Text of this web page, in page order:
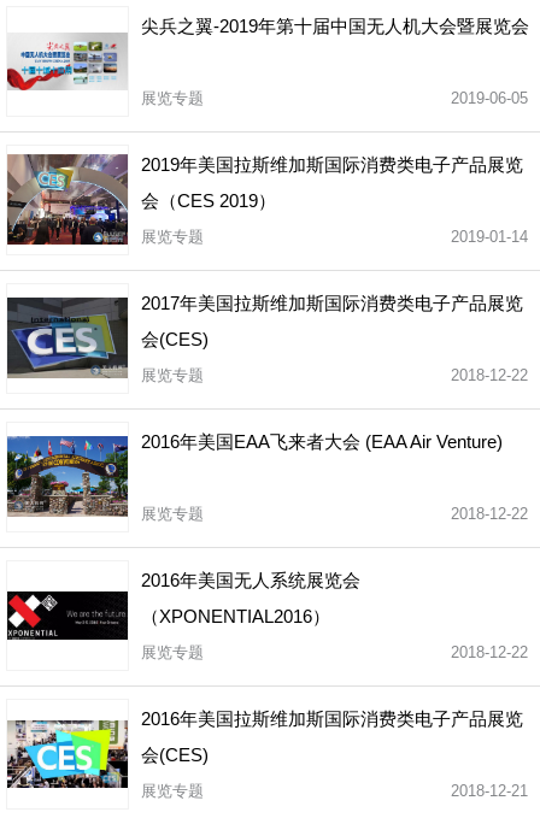
尖兵之翼-2019年第十届中国无人机大会暨展览会
展览专题 2019-06-05
2019年美国拉斯维加斯国际消费类电子产品展览
会（CES 2019）
展览专题 2019-01-14
2017年美国拉斯维加斯国际消费类电子产品展览
会(CES)
展览专题 2018-12-22
2016年美国EAA飞来者大会 (EAA Air Venture)
展览专题 2018-12-22
2016年美国无人系统展览会
（XPONENTIAL2016）
展览专题 2018-12-22
2016年美国拉斯维加斯国际消费类电子产品展览
会(CES)
展览专题 2018-12-21